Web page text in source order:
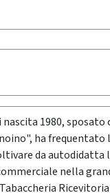
nascita 1980,
ha frequentato
da autodidatta
nella